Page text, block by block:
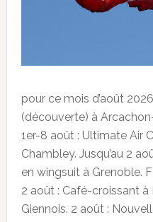
pour ce mois d’août
(découverte) à
1er-8 août : Ultimate Air
Chambley. Jusqu’au 2
en wingsuit à Grenoble.
2 août : Café-croissant
Giennois. 2 août :